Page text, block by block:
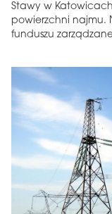
Stawy w
powierzchni najmu.
funduszu